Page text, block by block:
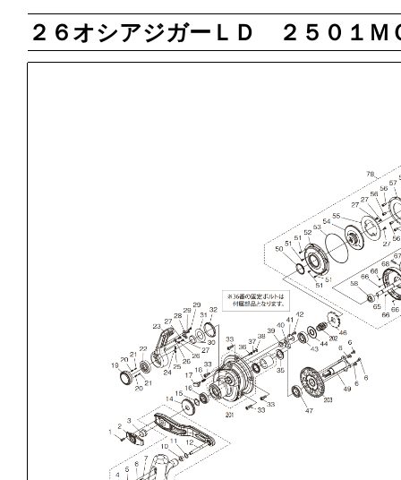
２６オシアジガーＬＤ ２５０１Ｍ